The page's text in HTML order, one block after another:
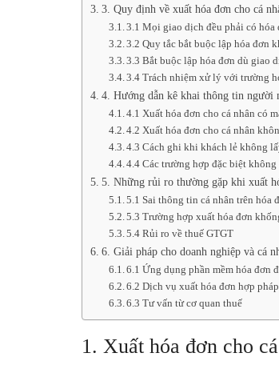
3. Quy định về xuất hóa đơn cho cá
3.1 Mọi giao dịch đều phải có hóa
3.2 Quy tắc bắt buộc lập hóa đơn
3.3 Bắt buộc lập hóa đơn dù giao
3.4 Trách nhiệm xử lý với trường
4. Hướng dẫn kê khai thông tin người
4.1 Xuất hóa đơn cho cá nhân có
4.2 Xuất hóa đơn cho cá nhân
4.3 Cách ghi khi khách lẻ không
4.4 Các trường hợp đặc biệt
5. Những rủi ro thường gặp khi xuất
5.1 Sai thông tin cá nhân trên hóa
5.3 Trường hợp xuất hóa đơn
5.4 Rủi ro về thuế GTGT
6. Giải pháp cho doanh nghiệp và cá
6.1 Ứng dụng phần mềm hóa đơn
6.2 Dịch vụ xuất hóa đơn hợp pháp
6.3 Tư vấn từ cơ quan thuế
1. Xuất hóa đơn cho